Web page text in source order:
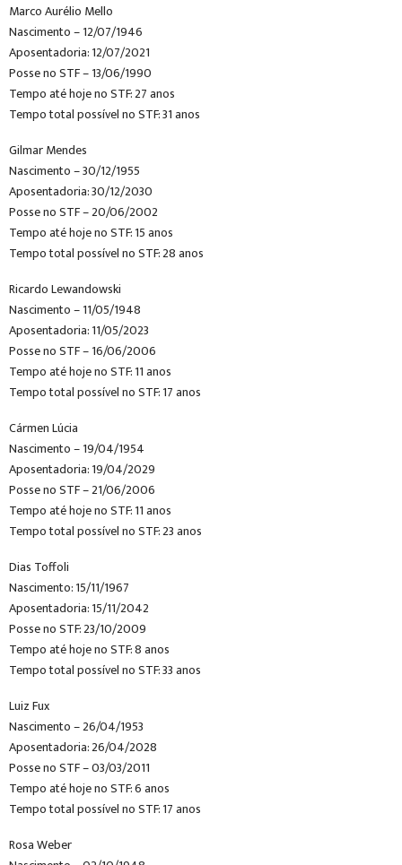
Marco Aurélio Mello
Nascimento – 12/07/1946
Aposentadoria: 12/07/2021
Posse no STF – 13/06/1990
Tempo até hoje no STF: 27 anos
Tempo total possível no STF: 31 anos
Gilmar Mendes
Nascimento – 30/12/1955
Aposentadoria: 30/12/2030
Posse no STF – 20/06/2002
Tempo até hoje no STF: 15 anos
Tempo total possível no STF: 28 anos
Ricardo Lewandowski
Nascimento – 11/05/1948
Aposentadoria: 11/05/2023
Posse no STF – 16/06/2006
Tempo até hoje no STF: 11 anos
Tempo total possível no STF: 17 anos
Cármen Lúcia
Nascimento – 19/04/1954
Aposentadoria: 19/04/2029
Posse no STF – 21/06/2006
Tempo até hoje no STF: 11 anos
Tempo total possível no STF: 23 anos
Dias Toffoli
Nascimento: 15/11/1967
Aposentadoria: 15/11/2042
Posse no STF: 23/10/2009
Tempo até hoje no STF: 8 anos
Tempo total possível no STF: 33 anos
Luiz Fux
Nascimento – 26/04/1953
Aposentadoria: 26/04/2028
Posse no STF – 03/03/2011
Tempo até hoje no STF: 6 anos
Tempo total possível no STF: 17 anos
Rosa Weber